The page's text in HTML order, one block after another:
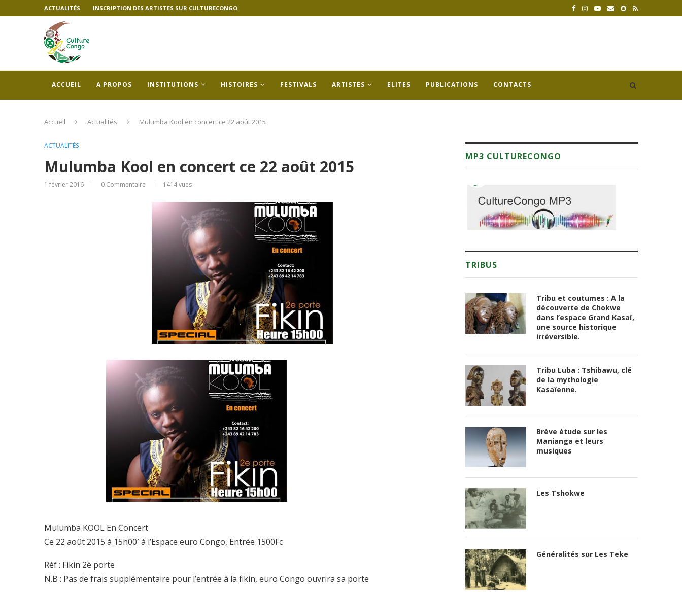
ACTUALITÉS INSCRIPTION DES ARTISTES SUR CULTURECONGO
ACCUEIL A PROPOS INSTITUTIONS HISTOIRES FESTIVALS ARTISTES ELITES PUBLICATIONS CONTACTS
Accueil Actualités Mulumba Kool en concert ce 22 août 2015
ACTUALITÉS
Mulumba Kool en concert ce 22 août 2015
1 février 2016 0 Commentaire 1414vues
Mulumba KOOL En Concert
Ce 22 août 2015 à 15h00′ à l’Espace euro Congo, Entrée 1500Fc
Réf : Fikin 2è porte
N.B : Pas de frais supplémentaire pour l’entrée à la fikin, euro Congo ouvrira sa porte
MP3 CULTURECONGO
TRIBUS
Tribu et coutumes : A la
découverte de Chokwe
dans l’espace Grand Kasaï,
une source historique
irréversible.
Tribu Luba : Tshibawu, clé
de la mythologie
Kasaïenne.
Brève étude sur les
Manianga et leurs
musiques
Les Tshokwe
Généralités sur Les Teke